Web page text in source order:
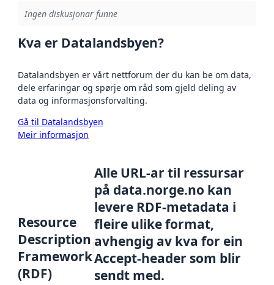
Ingen diskusjonar funne
Kva er Datalandsbyen?
Datalandsbyen er vårt nettforum der du kan be om data,
dele erfaringar og spørje om råd som gjeld deling av
data og informasjonsforvalting.
Gå til Datalandsbyen
Meir informasjon
Resource
Description
Framework
(RDF)
Alle URL-ar til ressursar
på data.norge.no kan
levere RDF-metadata i
fleire ulike format,
avhengig av kva for ein
Accept-header som blir
sendt med.